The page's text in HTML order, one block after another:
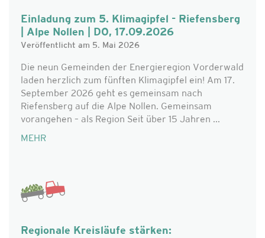
Einladung zum 5. Klimagipfel - Riefensberg
| Alpe Nollen | DO, 17.09.2026
Veröffentlicht am 5. Mai 2026
Die neun Gemeinden der Energieregion Vorderwald
laden herzlich zum fünften Klimagipfel ein! Am 17.
September 2026 geht es gemeinsam nach
Riefensberg auf die Alpe Nollen. Gemeinsam
vorangehen – als Region Seit über 15 Jahren ...
MEHR
Regionale Kreisläufe stärken: